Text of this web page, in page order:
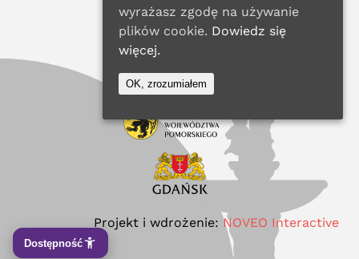
Projekt i wdrożenie: NOVEO Interactive
Dostępność
wyrażasz zgodę na używanie
plików cookie. Dowiedz się
więcej.
OK, zrozumiałem